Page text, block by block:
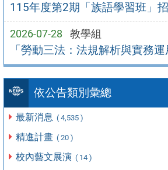
115年度第2期「族語學習班」
2026-07-28 教學組
「勞動三法：法規解析與實務
依公告類別彙總
最新消息 ( 4,535 )
精進計畫 ( 20 )
校內藝文展演 ( 14 )